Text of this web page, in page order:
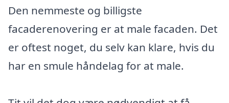
Den nemmeste og billigste
facaderenovering er at male facaden. Det
er oftest noget, du selv kan klare, hvis du
har en smule håndelag for at male.